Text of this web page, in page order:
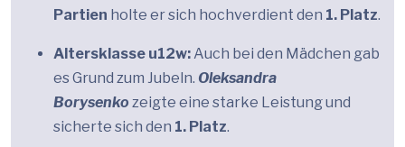
Partien holte er sich hochverdient den 1. Platz.
Altersklasse u12w:Auch bei den Mädchen gab
es Grund zum Jubeln. Oleksandra
Borysenko zeigte eine starke Leistung und
sicherte sich den 1. Platz.